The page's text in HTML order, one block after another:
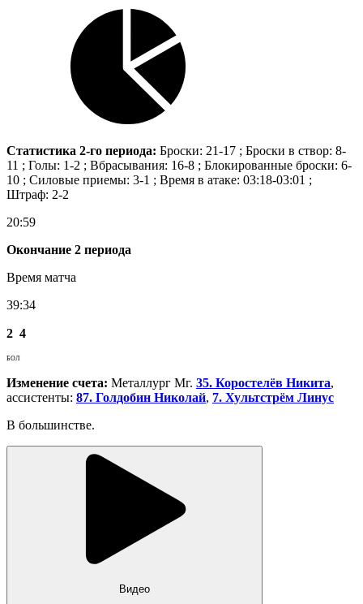
Статистика 2-го периода: Броски: 21-17 ; Броски в створ: 8-
11 ; Голы: 1-2 ; Вбрасывания: 16-8 ; Блокированные броски: 6-
10 ; Силовые приемы: 3-1 ; Время в атаке: 03:18-03:01 ;
Штраф: 2-2
20:59
Окончание 2 периода
Время матча
39:34
2 4
БОЛ
Изменение счета: Металлург Мг. 35. Коростелёв Никита,
ассистенты: 87. Голдобин Николай, 7. Хультстрём Линус
В большинстве.
Видео